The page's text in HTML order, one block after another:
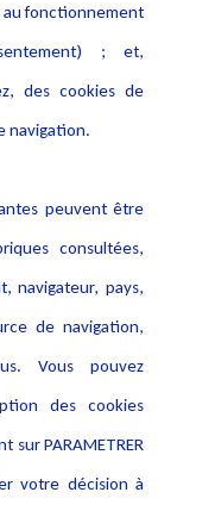
au fonctionnement
; et,
des cookies de
navigation.
peuvent être
consultées,
navigateur, pays,
de navigation,
Vous pouvez
des cookies
sur PARAMETRER
votre décision à